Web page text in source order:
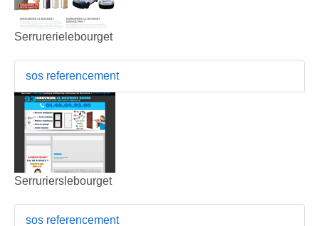
Serrurerielebourget
sos referencement
Serrurierslebourget
sos referencement